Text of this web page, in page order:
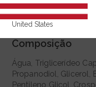
Benefícios
Composição
Água, Triglicerídeo
Propanodiol, Glicerol,
Pentileno Glicol,
United States